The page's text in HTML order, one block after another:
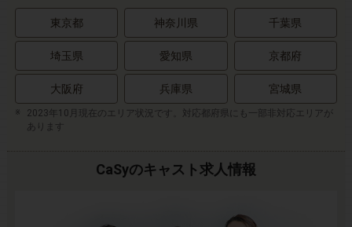
東京都 神奈川県 千葉県
埼玉県 愛知県 京都府
大阪府 兵庫県 宮城県
2023年10月現在のエリア状況です。対応都府県にも一部非対応エリアが
あります
CaSyのキャスト求人情報